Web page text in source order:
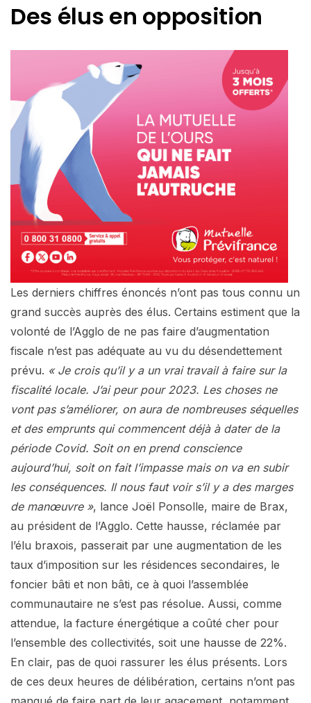
Des élus en opposition
Les derniers chiffres énoncés n’ont pas tous connu un
grand succès auprès des élus. Certains estiment que la
volonté de l’Agglo de ne pas faire d’augmentation
fiscale n’est pas adéquate au vu du désendettement
prévu. « Je crois qu’il y a un vrai travail à faire sur la
fiscalité locale. J’ai peur pour 2023. Les choses ne
vont pas s’améliorer, on aura de nombreuses séquelles
et des emprunts qui commencent déjà à dater de la
période Covid. Soit on en prend conscience
aujourd’hui, soit on fait l’impasse mais on va en subir
les conséquences. Il nous faut voir s’il y a des marges
de manœuvre », lance Joël Ponsolle, maire de Brax,
au président de l’Agglo. Cette hausse, réclamée par
l’élu braxois, passerait par une augmentation de les
taux d’imposition sur les résidences secondaires, le
foncier bâti et non bâti, ce à quoi l’assemblée
communautaire ne s’est pas résolue. Aussi, comme
attendue, la facture énergétique a coûté cher pour
l’ensemble des collectivités, soit une hausse de 22%.
En clair, pas de quoi rassurer les élus présents. Lors
de ces deux heures de délibération, certains n’ont pas